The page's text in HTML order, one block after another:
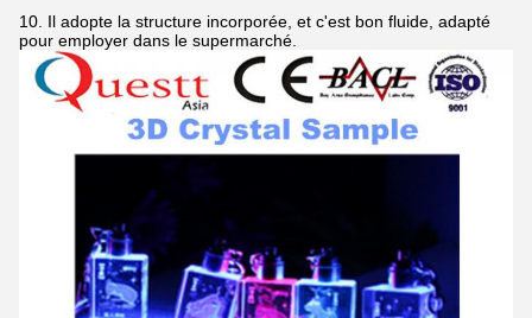
10. Il adopte la structure incorporée, et c'est bon fluide, adapté
pour employer dans le supermarché.